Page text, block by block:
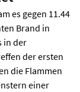
es gegen 11.44
Brand in
in der
der ersten
die Flammen
einer